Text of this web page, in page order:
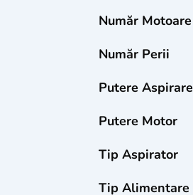
Număr Motoare
2 (1)
Număr Perii
Putere Aspirare
2700 mmH2O
Putere Motor
900 W (2)
Tip Aspirator
Tip Alimentare